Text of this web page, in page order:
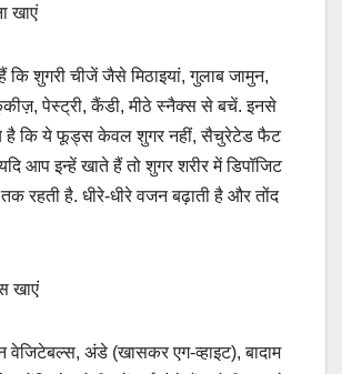
खाएं
कि शुगरी चीजें जैसे मिठाइयां, गुलाब जामुन,
पेस्ट्री, कैंडी, मीठे स्नैक्स से बचें. इनसे
है कि ये फूड्स केवल शुगर नहीं, सैचुरेटेड फैट
आप इन्हें खाते हैं तो शुगर शरीर में डिपॉजिट
रहती है. धीरे-धीरे वजन बढ़ाती है और तोंद
खाएं
वेजिटेबल्स, अंडे (खासकर एग-व्हाइट), बादाम